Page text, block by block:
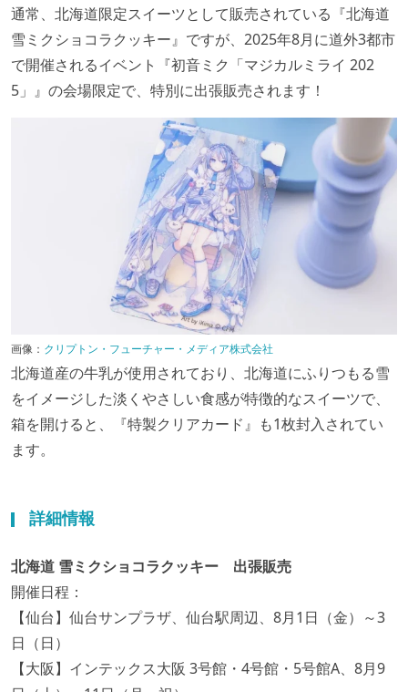
通常、北海道限定スイーツとして販売されている『北海道
雪ミクショコラクッキー』ですが、2025年8月に道外3都市
で開催されるイベント『初音ミク「マジカルミライ 202
5」』の会場限定で、特別に出張販売されます！
画像： クリプトン・フューチャー・メディア株式会社
北海道産の牛乳が使用されており、北海道にふりつもる雪
をイメージした淡くやさしい食感が特徴的なスイーツで、
箱を開けると、『特製クリアカード』も1枚封入されてい
ます。
詳細情報
北海道 雪ミクショコラクッキー 出張販売
開催日程：
【仙台】仙台サンプラザ、仙台駅周辺、8月1日（金）～3
日（日）
【大阪】インテックス大阪 3号館・4号館・5号館A、8月9